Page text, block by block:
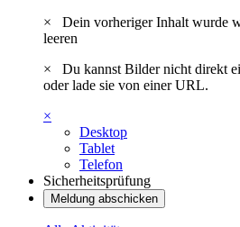
×
Dein vorheriger Inhalt wurde
leeren
×
Du kannst Bilder nicht direkt
oder lade sie von einer URL.
×
Desktop
Tablet
Telefon
Sicherheitsprüfung
Meldung abschicken